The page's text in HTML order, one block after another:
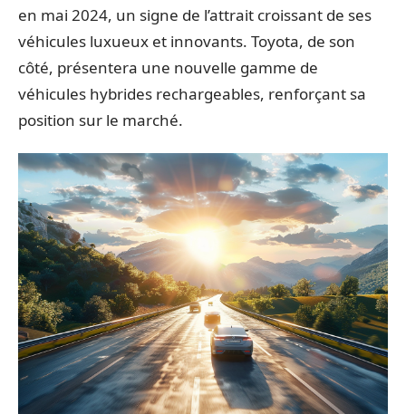
en mai 2024, un signe de l’attrait croissant de ses
véhicules luxueux et innovants. Toyota, de son
côté, présentera une nouvelle gamme de
véhicules hybrides rechargeables, renforçant sa
position sur le marché.